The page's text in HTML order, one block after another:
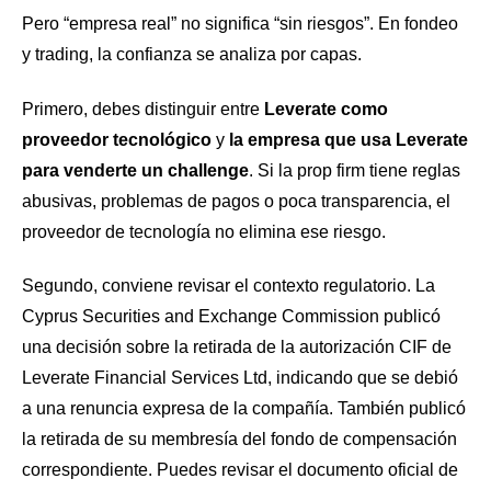
Pero “empresa real” no significa “sin riesgos”. En fondeo
y trading, la confianza se analiza por capas.
Primero, debes distinguir entre Leverate como
proveedor tecnológico y la empresa que usa Leverate
para venderte un challenge. Si la prop firm tiene reglas
abusivas, problemas de pagos o poca transparencia, el
proveedor de tecnología no elimina ese riesgo.
Segundo, conviene revisar el contexto regulatorio. La
Cyprus Securities and Exchange Commission publicó
una decisión sobre la retirada de la autorización CIF de
Leverate Financial Services Ltd, indicando que se debió
a una renuncia expresa de la compañía. También publicó
la retirada de su membresía del fondo de compensación
correspondiente. Puedes revisar el documento oficial de